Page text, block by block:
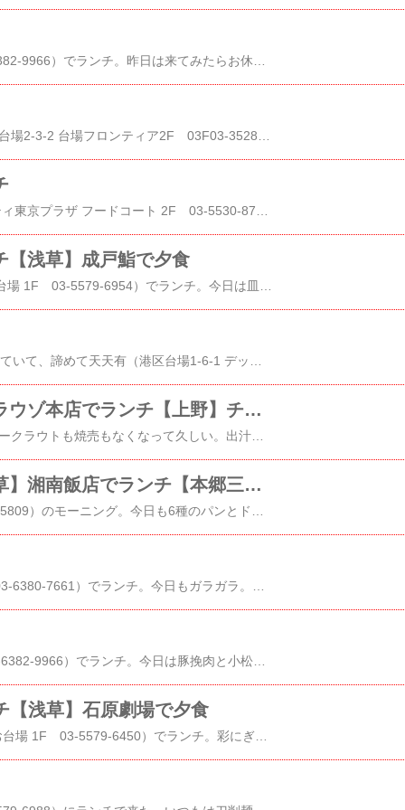
【浅草】成戸鮨で夕食
【浅草】喜林で朝食【御徒町】クラウゾ本店でランチ【上野】チロンボマリーナで夕食
日曜の朝は​喜林​（台東区浅草5-37-1）。でもザワークラウトも焼売もなくなって久しい。出汁割飲みながら、キノコバター、そして別皿納豆に合う焼きそばをお願いして今日は白だし焼きそば。程よい塩梅で納豆によく合う美味しい焼きそばだった。​クラウゾ本店​（台東区上野4-1-3 仙家ビル２Ｆ 03-5817-4929）にランチできてみた。11時オープンより前に並んでいて、オープンと同時にほぼ満席になるほどの人気店。ハラミカットステーキ＆ハンバーグステーキコンボ（300g）2280円をご飯少な目でオーダーした。ほんとにちょっとのサラダがきて、しばらくしてからハラミカットステーキ＆ハンバーグステーキが来た。どちらも150gずつらしい。ハラミはしっかり歯ごたえがある。ハンバーグはジューシー。ハラミよりもランプの方が良かったかな？あるいはハンバーグだけの方が。19時過ぎまで戸田にいたので、20時から夕食食べられる場所をと探して、上野駅近くの​チロンボマリーナ​（台東区上野7-2-4 FUNDES上野 3F 03-6231-7471）を予約した。チェーン店ビルの3階だったのでちょっと嫌な予感がしたのだが。コぺルト（385円）X２ オーダーしたのは、白のグラス ヴィーノビアン（880円）X2マッシュルームサラダ（1320円）D.O.C.とクアトロフォルマッジのハーフ＆ハーフ（2034円）ピザ生地がナポリ風ではあるのだが、ちょっともっちり感に欠ける印象丸ごとオマール海老 ハーフサイズ（3278円）タリアテッレはまずまず。オマールもまずまず。私が瀬戸田レモンサワー（715円）、妻がサングリア白（825円）マルゲリータ（1958円）トマトソースはまずまず。ピッツアも結構ちゃんとしているし、普段使いとしてはいい方じゃないかと思う。ディズニーランドのクルーみたいに声が通るフロアスタッフがいた。GILT登録でクーポンもらえますGLADD登録でクーポンもらえますMILLEPORTE登録でクーポンもらえます
【蔵前】チガヤでモーニング【浅草】湘南飯店でランチ【本郷三丁目】QUELで夕食
お台場の良心 ​カレス​（港区台場1-3-5 １Ｆ 03-6382-9966）でランチ。今日は豚挽肉と小松菜、椎茸のラグー スパゲッティーニ（1000円）にした。ラグーに弱い。ミートソース世代だからかな。飲み物はホットコーヒー。小松菜がいいアクセントになっていて美味しい。GILT登録でクーポンもらえますGLADD登録でクーポンもらえますMILLEPORTE登録でクーポンもらえます
【浅草】石原劇場で夕食
​ITAMAE SUSHI​（港区台場1-7-1 アクアシティお台場 1F 03-5579-6450）でランチ。彩にぎりセット(1980円)サラダ 味噌汁付きをオーダー。すぐにサラダが出てきた。5～6分ほど待ってにぎりが来た。今日は軽めの酢加減の前のシャリに戻っていた。いつものようにネタはまあまあ価格相応なレベル。赤身は結構美味しかった。手巻きのシャリが多めでかなり腹いっぱいになる。エビの頭の入った味噌汁も美味しいがめちゃ熱々。昔のお客さんとの打ち合わせはもっぱら​石原劇場​（台東区浅草2-19-7 浅草永谷ビル 1F 03-5830-6959）。昼食えなかったといきなりマルタイラーメンで攻める連れの横で、煮物ばっかり食べてる私。銀鱈のあら煮も、牛すじ煮込みも、激辛こんにゃく炒めも美味しかった。久しぶりに兼八の一保堂煎り番茶割で温まった。GILT登録でクーポンもらえますGLADD登録でクーポンもらえますMILLEPORTE登録でクーポンもらえます